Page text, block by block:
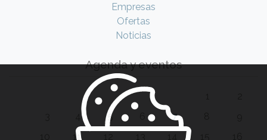
Empresas
Ofertas
Noticias
Agenda y eventos
5 7
11